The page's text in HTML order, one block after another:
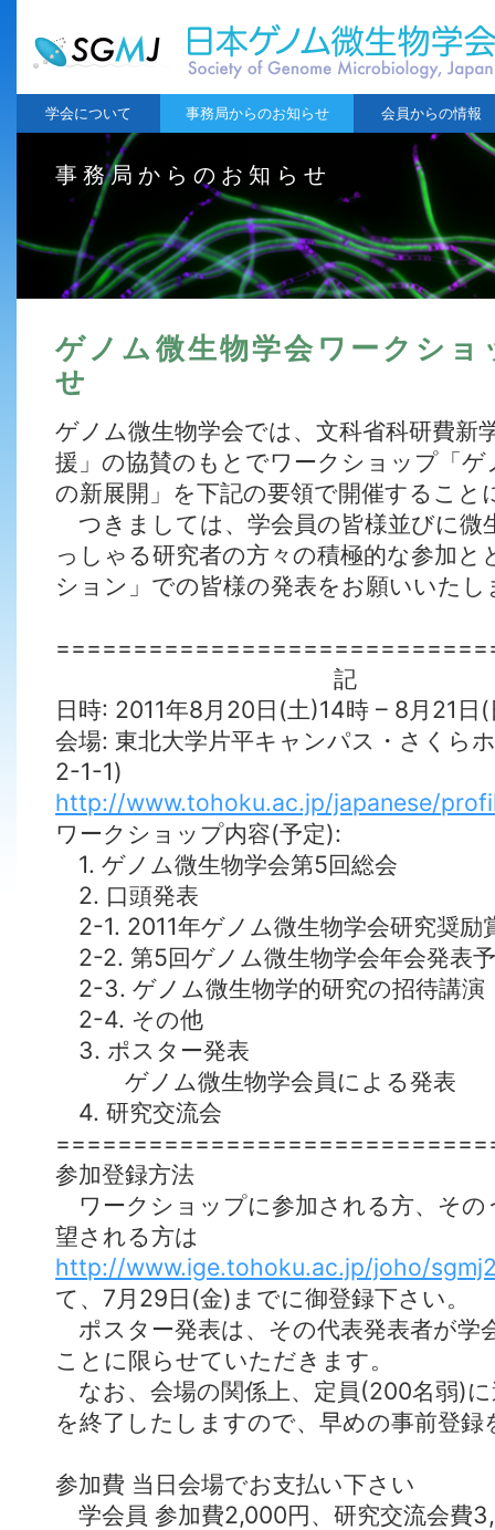
学会について 事務局からのお知らせ 会員からの情報
事務局からのお知らせ
ゲノム微生物学会ワークシ
せ
ゲノム微生物学会では、文科省科研費新
援」の協賛のもとでワークショップ「
の新展開」を下記の要領で開催すること
つきましては、学会員の皆様並びに微
っしゃる研究者の方々の積極的な参加
ション」での皆様の発表をお願いいたし
記
日時: 2011年8月20日(土)14時 – 8月21日
会場: 東北大学片平キャンパス・さくら
2-1-1)
http://www.tohoku.ac.jp/japanese/
ワークショップ内容(予定):
1. ゲノム微生物学会第5回総会
2. 口頭発表
2-1. 2011年ゲノム微生物学会研究奨励
2-2. 第5回ゲノム微生物学会年会発表
2-3. ゲノム微生物学的研究の招待講演
2-4. その他
3. ポスター発表
ゲノム微生物学会員による発表
4. 研究交流会
参加登録方法
ワークショップに参加される方、その
望される方は
http://www.ige.tohoku.ac.jp/joho/
て、7月29日(金)までに御登録下さい。
ポスター発表は、その代表発表者が学
ことに限らせていただきます。
なお、会場の関係上、定員(200名弱)
を終了したしますので、早めの事前登
参加費 当日会場でお支払い下さい
学会員 参加費2,000円、研究交流会費